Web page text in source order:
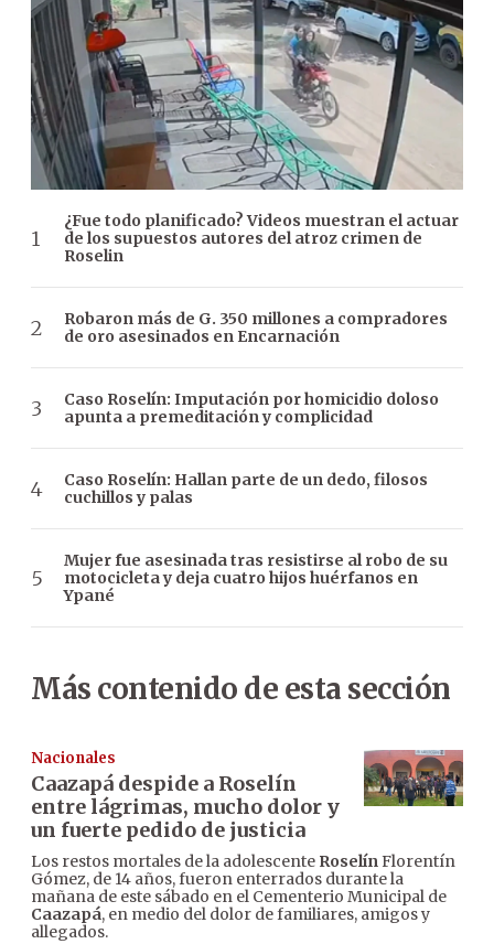
¿Fue todo planificado? Videos muestran el actuar
de los supuestos autores del atroz crimen de
Roselin
Robaron más de G. 350 millones a compradores
de oro asesinados en Encarnación
Caso Roselín: Imputación por homicidio doloso
apunta a premeditación y complicidad
Caso Roselín: Hallan parte de un dedo, filosos
cuchillos y palas
Mujer fue asesinada tras resistirse al robo de su
motocicleta y deja cuatro hijos huérfanos en
Ypané
Más contenido de esta sección
Nacionales
Caazapá despide a Roselín
entre lágrimas, mucho dolor y
un fuerte pedido de justicia
Los restos mortales de la adolescente RoselínFlorentín
Gómez, de 14 años, fueron enterrados durante la
mañana de este sábado en el Cementerio Municipal de
Caazapá, en medio del dolor de familiares, amigos y
allegados.